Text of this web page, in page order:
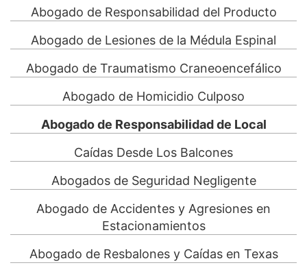
Abogado de Responsabilidad del Producto
Abogado de Lesiones de la Médula Espinal
Abogado de Traumatismo Craneoencefálico
Abogado de Homicidio Culposo
Abogado de Responsabilidad de Local
Caídas Desde Los Balcones
Abogados de Seguridad Negligente
Abogado de Accidentes y Agresiones en
Estacionamientos
Abogado de Resbalones y Caídas en Texas